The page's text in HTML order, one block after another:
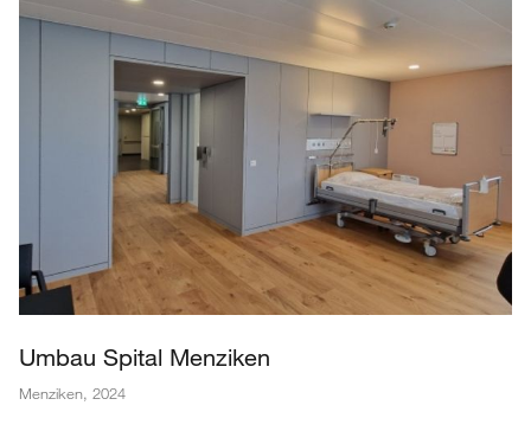
Umbau Spital Menziken
Menziken, 2024